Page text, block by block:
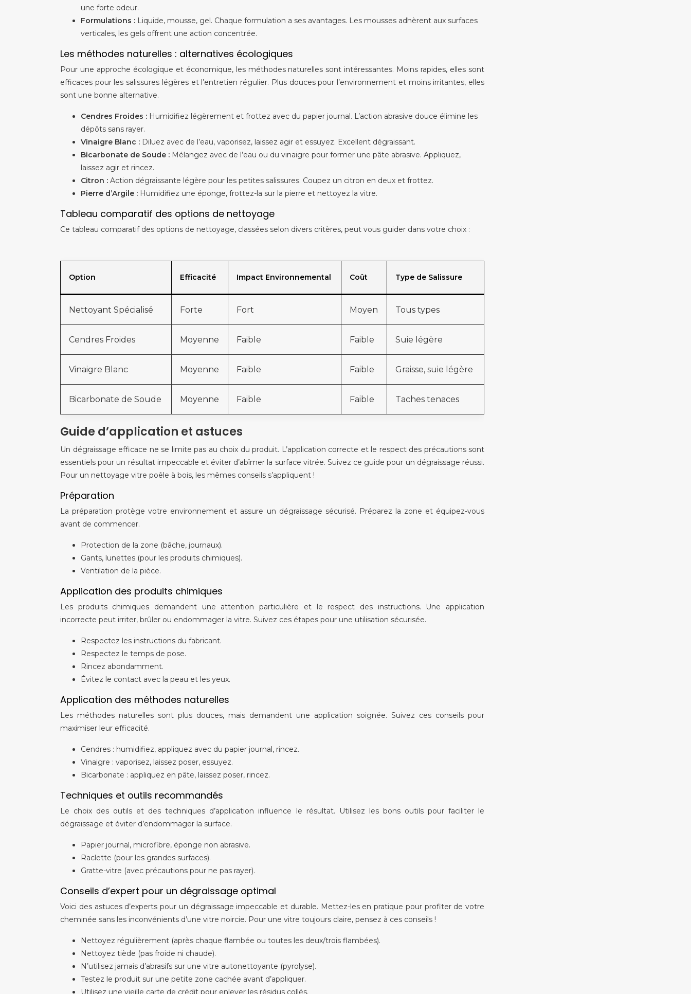
une forte odeur.
Formulations : Liquide, mousse, gel. Chaque formulation a ses avantages. Les mousses adhèrent aux surfaces
verticales, les gels offrent une action concentrée.
Les méthodes naturelles : alternatives écologiques
Pour une approche écologique et économique, les méthodes naturelles sont intéressantes. Moins rapides, elles sont
efficaces pour les salissures légères et l’entretien régulier. Plus douces pour l’environnement et moins irritantes, elles
sont une bonne alternative.
Cendres Froides : Humidifiez légèrement et frottez avec du papier journal. L’action abrasive douce élimine les
dépôts sans rayer.
Vinaigre Blanc : Diluez avec de l’eau, vaporisez, laissez agir et essuyez. Excellent dégraissant.
Bicarbonate de Soude : Mélangez avec de l’eau ou du vinaigre pour former une pâte abrasive. Appliquez,
laissez agir et rincez.
Citron : Action dégraissante légère pour les petites salissures. Coupez un citron en deux et frottez.
Pierre d’Argile : Humidifiez une éponge, frottez-la sur la pierre et nettoyez la vitre.
Tableau comparatif des options de nettoyage
Ce tableau comparatif des options de nettoyage, classées selon divers critères, peut vous guider dans votre choix :
Option Efficacité Impact Environnemental Coût Type de Salissure
Nettoyant Spécialisé Forte Fort Moyen Tous types
Cendres Froides Moyenne Faible Faible Suie légère
Vinaigre Blanc Moyenne Faible Faible Graisse, suie légère
Bicarbonate de Soude Moyenne Faible Faible Taches tenaces
Guide d’application et astuces
Un dégraissage efficace ne se limite pas au choix du produit. L’application correcte et le respect des précautions sont
essentiels pour un résultat impeccable et éviter d’abîmer la surface vitrée. Suivez ce guide pour un dégraissage réussi.
Pour un nettoyage vitre poêle à bois, les mêmes conseils s’appliquent !
Préparation
La préparation protège votre environnement et assure un dégraissage sécurisé. Préparez la zone et équipez-vous
avant de commencer.
Protection de la zone (bâche, journaux).
Gants, lunettes (pour les produits chimiques).
Ventilation de la pièce.
Application des produits chimiques
Les produits chimiques demandent une attention particulière et le respect des instructions. Une application
incorrecte peut irriter, brûler ou endommager la vitre. Suivez ces étapes pour une utilisation sécurisée.
Respectez les instructions du fabricant.
Respectez le temps de pose.
Rincez abondamment.
Évitez le contact avec la peau et les yeux.
Application des méthodes naturelles
Les méthodes naturelles sont plus douces, mais demandent une application soignée. Suivez ces conseils pour
maximiser leur efficacité.
Cendres : humidifiez, appliquez avec du papier journal, rincez.
Vinaigre : vaporisez, laissez poser, essuyez.
Bicarbonate : appliquez en pâte, laissez poser, rincez.
Techniques et outils recommandés
Le choix des outils et des techniques d’application influence le résultat. Utilisez les bons outils pour faciliter le
dégraissage et éviter d’endommager la surface.
Papier journal, microfibre, éponge non abrasive.
Raclette (pour les grandes surfaces).
Gratte-vitre (avec précautions pour ne pas rayer).
Conseils d’expert pour un dégraissage optimal
Voici des astuces d’experts pour un dégraissage impeccable et durable. Mettez-les en pratique pour profiter de votre
cheminée sans les inconvénients d’une vitre noircie. Pour une vitre toujours claire, pensez à ces conseils !
Nettoyez régulièrement (après chaque flambée ou toutes les deux/trois flambées).
Nettoyez tiède (pas froide ni chaude).
N’utilisez jamais d’abrasifs sur une vitre autonettoyante (pyrolyse).
Testez le produit sur une petite zone cachée avant d’appliquer.
Utilisez une vieille carte de crédit pour enlever les résidus collés.